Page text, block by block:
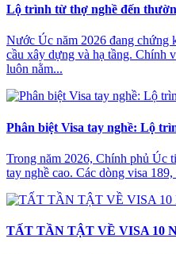
Lộ trình từ thợ nghề đến
Nước Úc năm 2026 đang chứng
cầu xây dựng và hạ tầng. Chính
luôn nằm...
Phân biệt Visa tay nghề: Lộ
Trong năm 2026, Chính phủ Úc
tay nghề cao. Các dòng visa
TẤT TẦN TẬT VỀ VISA 10